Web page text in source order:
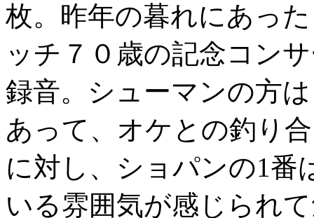
枚。昨年の暮れにあっ
ッチ７０歳の記念コン
録音。シューマンの方
あって、オケとの釣り
に対し、ショパンの1番
いる雰囲気が感じられ